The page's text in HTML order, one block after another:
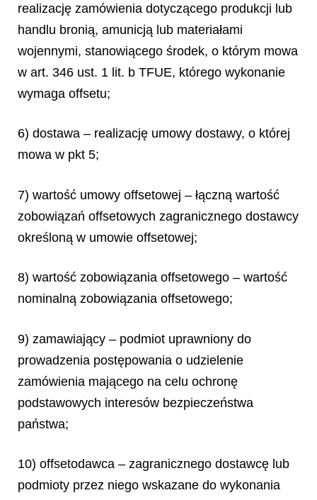
realizację zamówienia dotyczącego produkcji lub
handlu bronią, amunicją lub materiałami
wojennymi, stanowiącego środek, o którym mowa
w art. 346 ust. 1 lit. b TFUE, którego wykonanie
wymaga offsetu;
6) dostawa – realizację umowy dostawy, o której
mowa w pkt 5;
7) wartość umowy offsetowej – łączną wartość
zobowiązań offsetowych zagranicznego dostawcy
określoną w umowie offsetowej;
8) wartość zobowiązania offsetowego – wartość
nominalną zobowiązania offsetowego;
9) zamawiający – podmiot uprawniony do
prowadzenia postępowania o udzielenie
zamówienia mającego na celu ochronę
podstawowych interesów bezpieczeństwa
państwa;
10) offsetodawca – zagranicznego dostawcę lub
podmioty przez niego wskazane do wykonania